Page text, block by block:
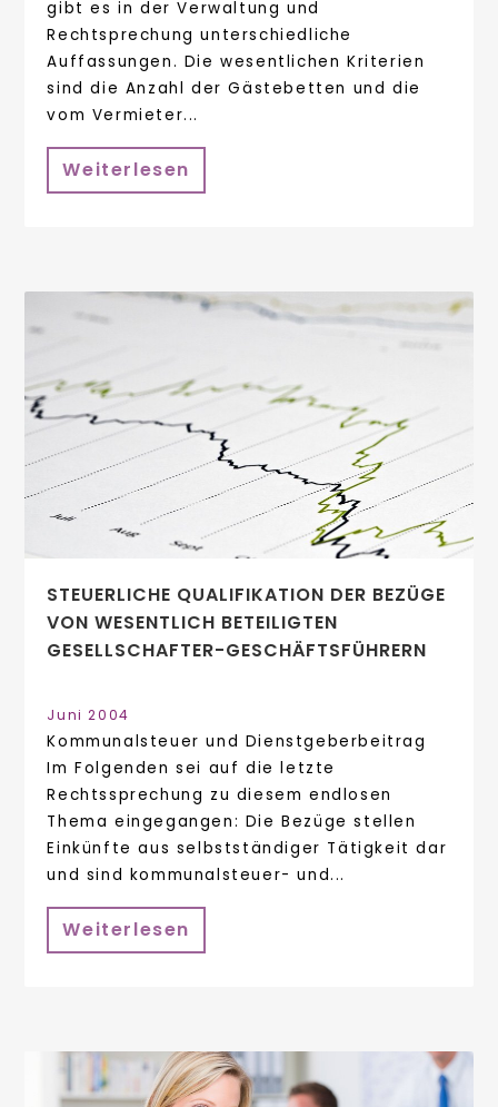
gibt es in der Verwaltung und
Rechtsprechung unterschiedliche
Auffassungen. Die wesentlichen Kriterien
sind die Anzahl der Gästebetten und die
vom Vermieter...
Weiterlesen
STEUERLICHE QUALIFIKATION DER BEZÜGE
VON WESENTLICH BETEILIGTEN
GESELLSCHAFTER-GESCHÄFTSFÜHRERN
Juni 2004
Kommunalsteuer und Dienstgeberbeitrag
Im Folgenden sei auf die letzte
Rechtssprechung zu diesem endlosen
Thema eingegangen: Die Bezüge stellen
Einkünfte aus selbstständiger Tätigkeit dar
und sind kommunalsteuer- und...
Weiterlesen